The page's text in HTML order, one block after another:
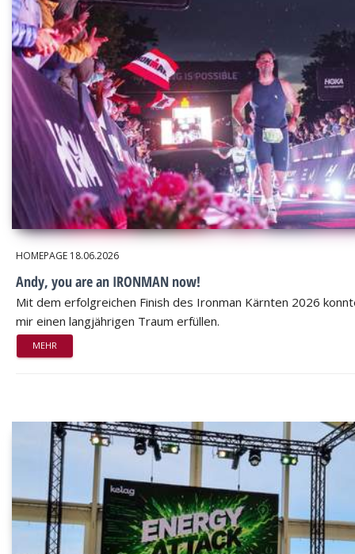
HOMEPAGE 18.06.2026
Andy, you are an IRONMAN now!
Mit dem erfolgreichen Finish des Ironman Kärnten 2026
mir einen langjährigen Traum erfüllen.
MEHR